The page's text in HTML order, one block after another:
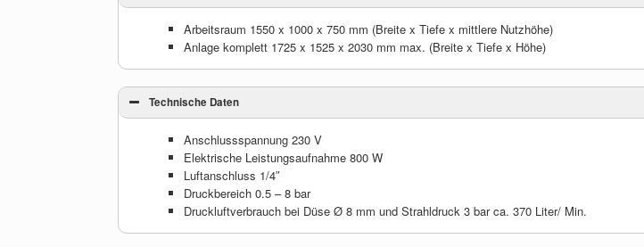
Arbeitsraum 1550 x 1000 x 750 mm (Breite x Tiefe x mittlere Nutzhöhe)
Anlage komplett 1725 x 1525 x 2030 mm max. (Breite x Tiefe x Höhe)
Technische Daten
Anschlussspannung 230 V
Elektrische Leistungsaufnahme 800 W
Luftanschluss 1/4″
Druckbereich 0.5 – 8 bar
Druckluftverbrauch bei Düse Ø 8 mm und Strahldruck 3 bar ca. 370 Liter/ Min.